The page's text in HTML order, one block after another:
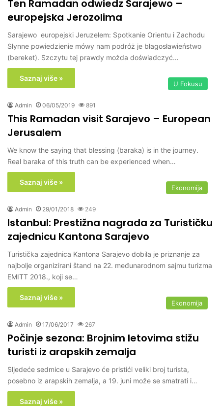
Ten Ramadan odwiedz Sarajewo –
europejska Jerozolima
Sarajewo europejski Jeruzelem: Spotkanie Orientu i Zachodu
Słynne powiedzienie mówy nam podróż je błagosławieństwo
(bereket). Szczytu tej prawdy możda doświadczyć…
Saznaj više »
U Fokusu
Admin 06/05/2019 891
This Ramadan visit Sarajevo – European
Jerusalem
We know the saying that blessing (baraka) is in the journey.
Real baraka of this truth can be experienced when…
Saznaj više »
Ekonomija
Admin 29/01/2018 249
Istanbul: Prestižna nagrada za Turističku
zajednicu Kantona Sarajevo
Turistička zajednica Kantona Sarajevo dobila je priznanje za
najbolje organizirani štand na 22. međunarodnom sajmu turizma
EMITT 2018., koji se…
Saznaj više »
Ekonomija
Admin 17/06/2017 267
Počinje sezona: Brojnim letovima stižu
turisti iz arapskih zemalja
Sljedeće sedmice u Sarajevo će pristići veliki broj turista,
posebno iz arapskih zemalja, a 19. juni može se smatrati i…
Saznaj više »